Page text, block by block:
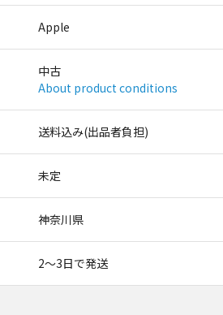
Apple
中古
About product conditions
送料込み(出品者負担)
未定
神奈川県
2〜3日で発送